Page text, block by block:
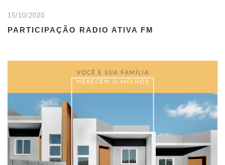
15/10/2020
PARTICIPAÇÃO RADIO ATIVA FM